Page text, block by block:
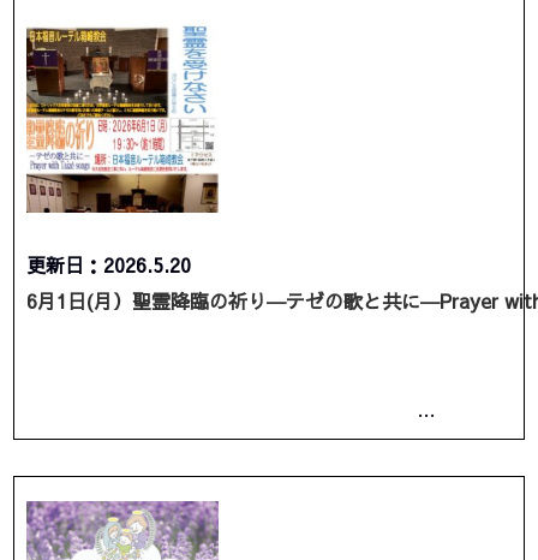
更新日：2026.5.20
6月1日(月）聖霊降臨の祈り―テゼの歌と共に―Prayer
…